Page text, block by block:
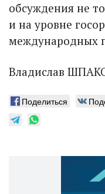
обсуждения не
и на уровне
международных
Владислав
Поделиться